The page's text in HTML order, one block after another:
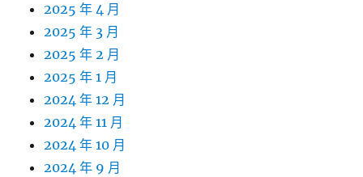
2025 年 4 月
2025 年 3 月
2025 年 2 月
2025 年 1 月
2024 年 12 月
2024 年 11 月
2024 年 10 月
2024 年 9 月